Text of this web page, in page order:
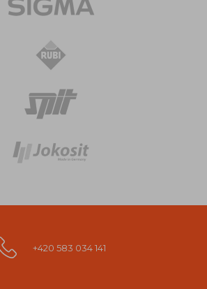
+420 583 034 141